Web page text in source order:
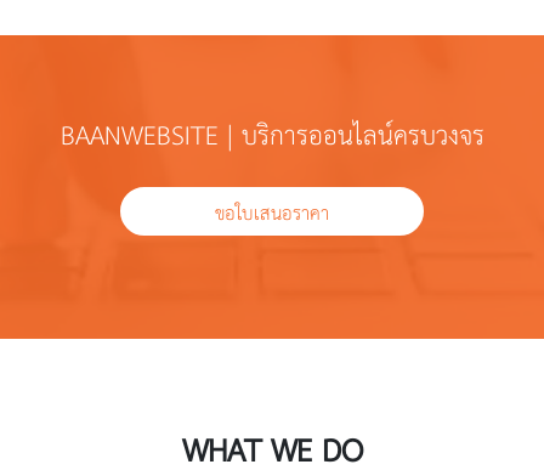
BAANWEBSITE | บริการออนไลน์ครบวงจร
ขอใบเสนอราคา
WHAT WE DO